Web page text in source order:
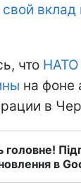
свой
что НАТО
на фоне
в
головне!
в